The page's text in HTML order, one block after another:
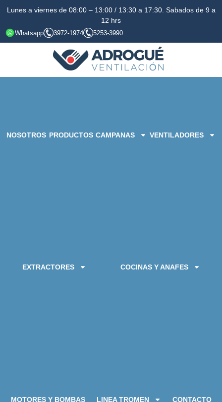
Lunes a viernes de 08:00 – 13:00 / 13:30 a 17:30. Sabados de 9 a
12 hrs
Whatsapp 3972-1974 5253-3990
NOSOTROS PRODUCTOS CAMPANAS VENTILADORES
EXTRACTORES COCINAS Y ANAFES
MOTORES Y BOMBAS LINEA TROMEN CONTACTO